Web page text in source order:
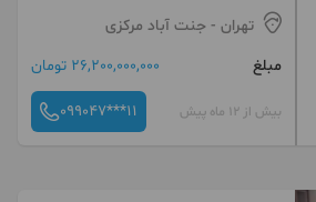
تهران - جنت آباد مرکزی
مبلغ
26,200,000,000 تومان
بیش از 12 ماه پیش 099047***11